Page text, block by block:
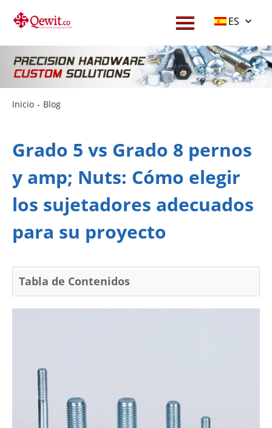
ES
Inicio - Blog
Grado 5 vs Grado 8 pernos
y amp; Nuts: Cómo elegir
los sujetadores adecuados
para su proyecto
Tabla de Contenidos